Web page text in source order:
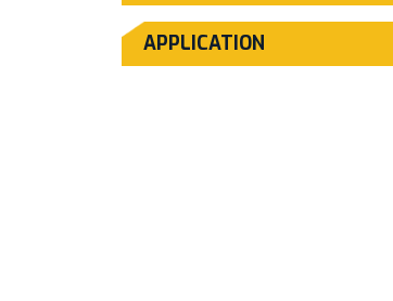
APPLICATION